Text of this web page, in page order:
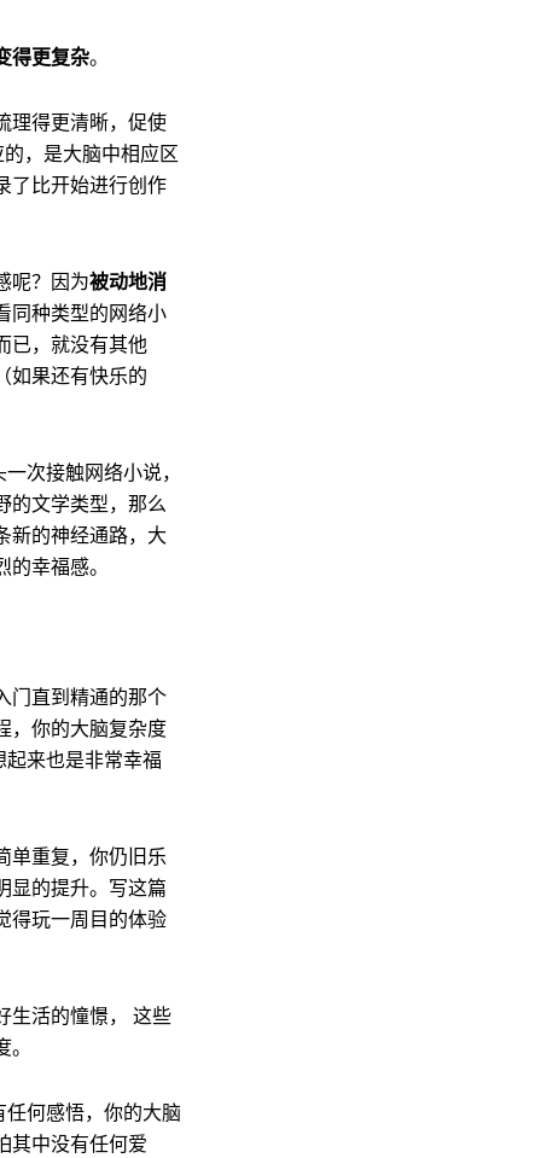
得更复杂。
理得更清晰，促使
，是大脑中相应区
了比开始进行创作
呢？因为被动地消
同种类型的网络小
已，就没有其他
如果还有快乐的
次接触网络小说，
的文学类型，那么
新的神经通路，大
幸福感。
门直到精通的那个
，你的大脑复杂度
来也是非常幸福
单重复，你仍旧乐
显的提升。写这篇
得玩一周目的体验
生活的憧憬， 这些
任何感悟，你的大脑
其中没有任何爱